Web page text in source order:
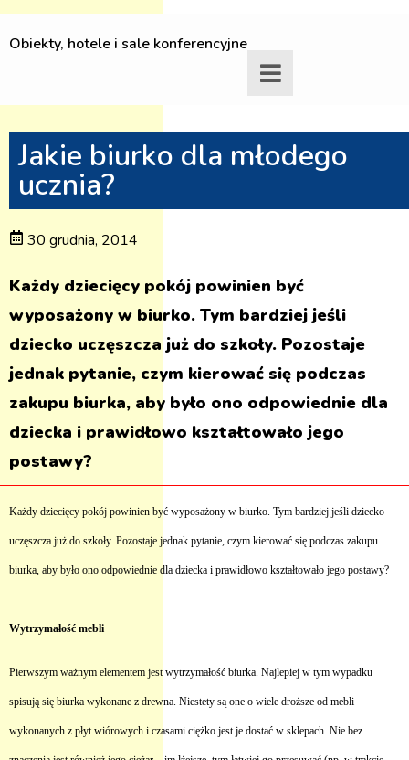
Obiekty, hotele i sale konferencyjne
Jakie biurko dla młodego
ucznia?
30 grudnia, 2014
Każdy dziecięcy pokój powinien być
wyposażony w biurko. Tym bardziej jeśli
dziecko uczęszcza już do szkoły. Pozostaje
jednak pytanie, czym kierować się podczas
zakupu biurka, aby było ono odpowiednie dla
dziecka i prawidłowo kształtowało jego
postawy?
Każdy dziecięcy pokój powinien być wyposażony w biurko. Tym bardziej jeśli dziecko
uczęszcza już do szkoły. Pozostaje jednak pytanie, czym kierować się podczas zakupu
biurka, aby było ono odpowiednie dla dziecka i prawidłowo kształtowało jego postawy?
Wytrzymałość mebli
Pierwszym ważnym elementem jest wytrzymałość biurka. Najlepiej w tym wypadku
spisują się biurka wykonane z drewna. Niestety są one o wiele droższe od mebli
wykonanych z płyt wiórowych i czasami ciężko jest je dostać w sklepach. Nie bez